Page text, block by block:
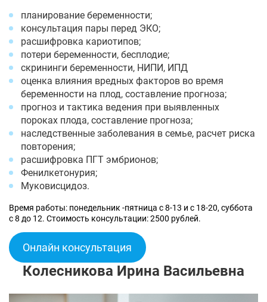
планирование беременности;
консультация пары перед ЭКО;
расшифровка кариотипов;
потери беременности, бесплодие;
скрининги беременности, НИПИ, ИПД
оценка влияния вредных факторов во время
беременности на плод, составление прогноза;
прогноз и тактика ведения при выявленных
пороках плода, составление прогноза;
наследственные заболевания в семье, расчет риска
повторения;
расшифровка ПГТ эмбрионов;
Фенилкетонурия;
Муковисцидоз.
Время работы: понедельник -пятница с 8-13 и с 18-20, суббота
с 8 до 12. Стоимость консультации: 2500 рублей.
Онлайн консультация
Колесникова Ирина Васильевна